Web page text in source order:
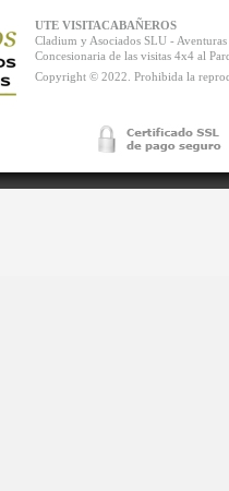
UTE VISITACABAÑEROS
Cladium y Asociados SLU -
Concesionaria de las visitas 4x4 al
Copyright © 2022. Prohibida la